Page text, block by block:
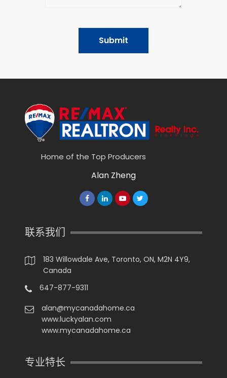
Submit
Home of the Top Producers
Alan Zheng
联系我们
183 Willowdale Ave, Toronto, ON, M2N 4Y9,
Canada
647-877-9311
alan@mycanadahome.ca
www.luckyalan.com
www.mycanadahome.ca
专业特长